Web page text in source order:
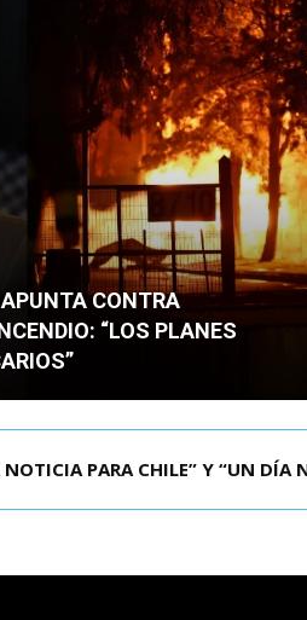
CONTRA
“LOS PLANES
PARA CHILE” Y “UN DÍA